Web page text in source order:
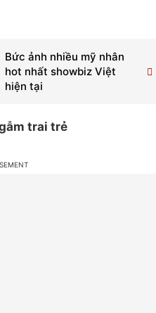
Bức ảnh nhiều mỹ nhân
hot nhất showbiz Việt
hiện tại
trai trẻ